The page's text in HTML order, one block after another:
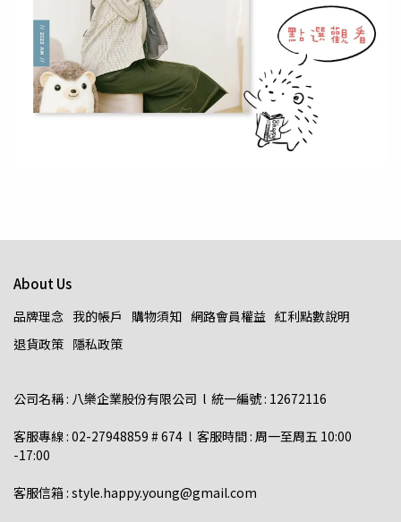
About Us
品牌理念 我的帳戶 購物須知 網路會員權益 紅利點數說明
退貨政策 隱私政策
公司名稱 : 八樂企業股份有限公司  l  統一編號 : 12672116
客服專線 : 02-27948859 # 674  l  客服時間 : 周一至周五 10:00
-17:00
客服信箱 : style.happy.young@gmail.com